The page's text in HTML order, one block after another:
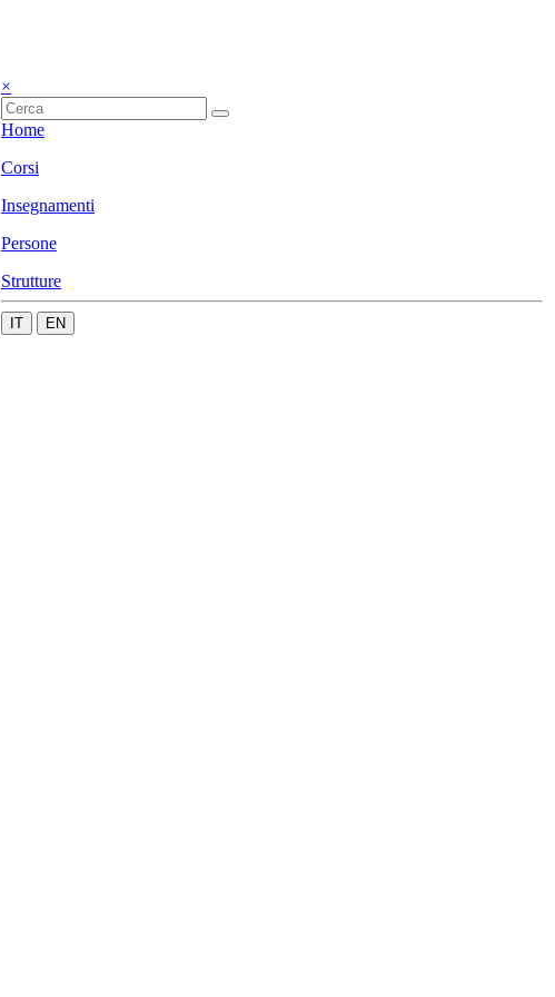
×
Home
Corsi
Insegnamenti
Persone
Strutture
IT EN